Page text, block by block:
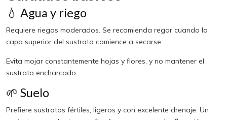
💧 Agua y riego
Requiere riegos moderados. Se recomienda regar cuando la
capa superior del sustrato comience a secarse.
Evita mojar constantemente hojas y flores, y no mantener el
sustrato encharcado.
🌱 Suelo
Prefiere sustratos fértiles, ligeros y con excelente drenaje. Un